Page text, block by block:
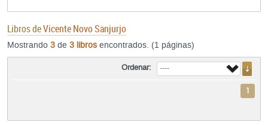
Libros deVicente Novo Sanjurjo
Mostrando 3 de 3 libros encontrados. (1 páginas)
Ordenar:
1